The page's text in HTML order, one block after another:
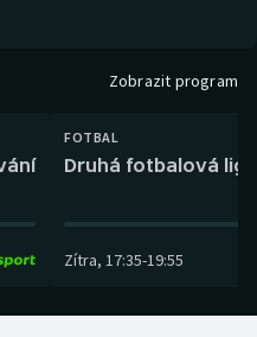
Zobrazit program
FOTBAL
Druhá fotbalová
Zítra, 17:35-19:55